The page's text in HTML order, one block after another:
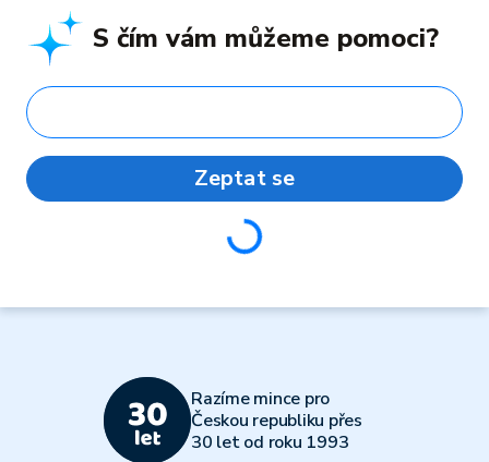
S čím vám můžeme pomoci?
Zeptat se
Loading...
Razíme mince pro
Českou republiku přes
30 let od roku 1993